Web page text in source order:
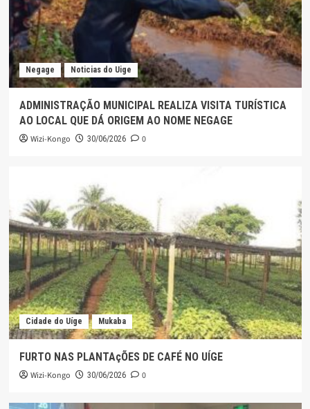
Negage Noticias do Uige
ADMINISTRAÇÃO MUNICIPAL REALIZA VISITA TURÍSTICA
AO LOCAL QUE DÁ ORIGEM AO NOME NEGAGE
Wizi-Kongo 30/06/2026 0
Cidade do Uíge Mukaba
FURTO NAS PLANTAçÕES DE CAFÉ NO UÍGE
Wizi-Kongo 30/06/2026 0